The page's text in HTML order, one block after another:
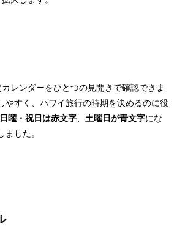
レンダーをひとつの見開きで確認できま
やすく、ハワイ旅行の時期を決めるのに役
日曜・祝日は赤文字、 土曜日が青文字にな
した。